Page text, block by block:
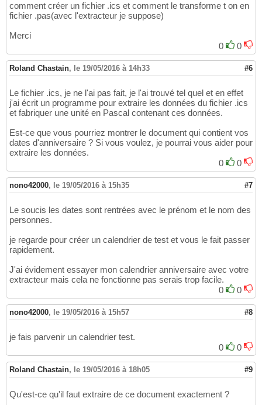
comment créer un fichier .ics et comment le transforme t on en
fichier .pas(avec l'extracteur je suppose)
Merci
0
0
Roland Chastain, le 19/05/2016 à 14h33 #6
Le fichier .ics, je ne l'ai pas fait, je l'ai trouvé tel quel et en effet
j'ai écrit un programme pour extraire les données du fichier .ics
et fabriquer une unité en Pascal contenant ces données.
Est-ce que vous pourriez montrer le document qui contient vos
dates d'anniversaire ? Si vous voulez, je pourrai vous aider pour
extraire les données.
0
0
nono42000, le 19/05/2016 à 15h35 #7
Le soucis les dates sont rentrées avec le prénom et le nom des
personnes.
je regarde pour créer un calendrier de test et vous le fait passer
rapidement.
J'ai évidement essayer mon calendrier anniversaire avec votre
extracteur mais cela ne fonctionne pas serais trop facile.
0
0
nono42000, le 19/05/2016 à 15h57 #8
je fais parvenir un calendrier test.
0
0
Roland Chastain, le 19/05/2016 à 18h05 #9
Qu'est-ce qu'il faut extraire de ce document exactement ?